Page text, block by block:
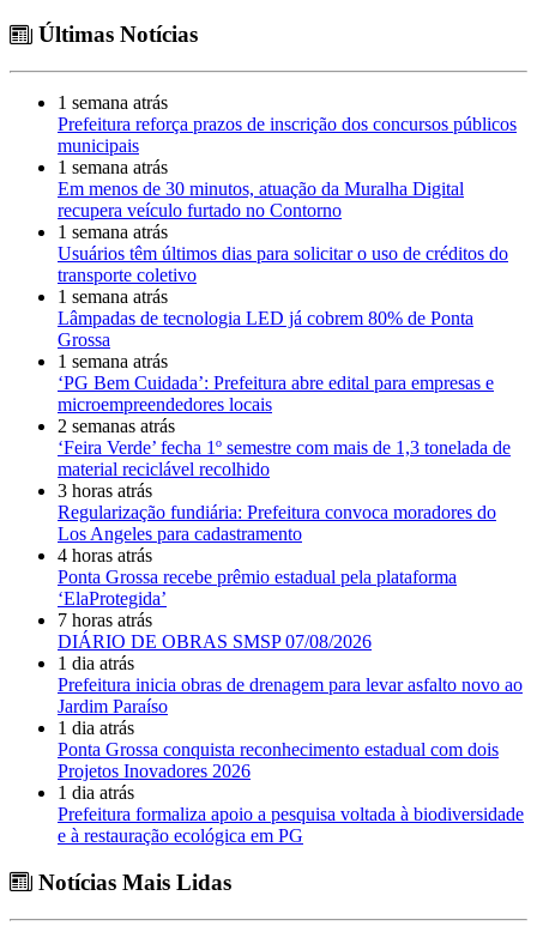
Últimas Notícias
1 semana atrás
Prefeitura reforça prazos de inscrição dos concursos públicos
municipais
1 semana atrás
Em menos de 30 minutos, atuação da Muralha Digital
recupera veículo furtado no Contorno
1 semana atrás
Usuários têm últimos dias para solicitar o uso de créditos do
transporte coletivo
1 semana atrás
Lâmpadas de tecnologia LED já cobrem 80% de Ponta
Grossa
1 semana atrás
‘PG Bem Cuidada’: Prefeitura abre edital para empresas e
microempreendedores locais
2 semanas atrás
‘Feira Verde’ fecha 1º semestre com mais de 1,3 tonelada de
material reciclável recolhido
3 horas atrás
Regularização fundiária: Prefeitura convoca moradores do
Los Angeles para cadastramento
4 horas atrás
Ponta Grossa recebe prêmio estadual pela plataforma
‘ElaProtegida’
7 horas atrás
DIÁRIO DE OBRAS SMSP 07/08/2026
1 dia atrás
Prefeitura inicia obras de drenagem para levar asfalto novo ao
Jardim Paraíso
1 dia atrás
Ponta Grossa conquista reconhecimento estadual com dois
Projetos Inovadores 2026
1 dia atrás
Prefeitura formaliza apoio a pesquisa voltada à biodiversidade
e à restauração ecológica em PG
Notícias Mais Lidas